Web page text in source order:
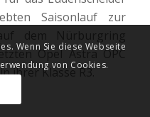
Saisonlauf zur
Opel Astra OPC
ihrer Klasse R3.
Wenn Sie diese Webseite
von Cookies.